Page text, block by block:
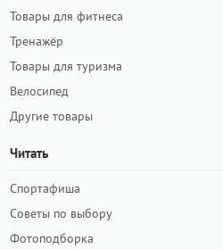
Товары для фитнеса
Тренажёр
Товары для туризма
Велосипед
Другие товары
Читать
Спортафиша
Советы по выбору
Фотоподборка